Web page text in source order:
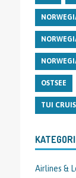
OSTSEE
TUI
Airlines &